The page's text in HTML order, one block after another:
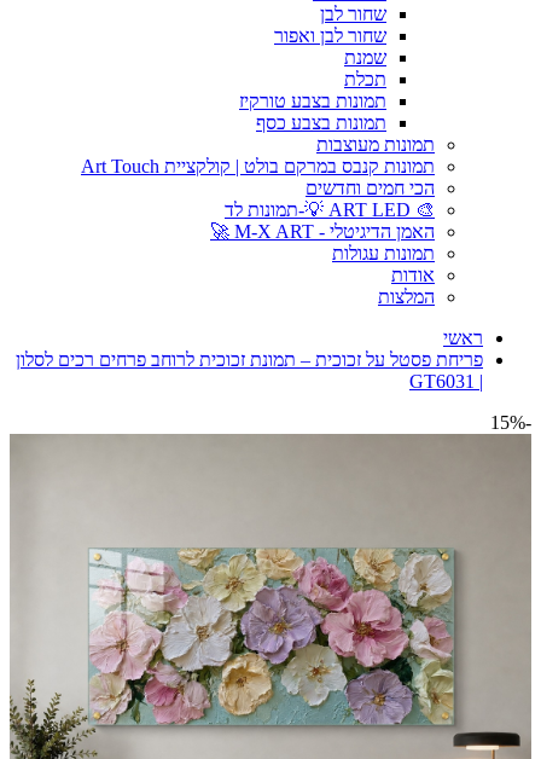
שחור לבן
שחור לבן ואפור
שמנת
תכלת
תמונות בצבע טורקיז
תמונות בצבע כסף
תמונות מעוצבות
תמונות קנבס במרקם בולט | קולקציית Art Touch
הכי חמים וחדשים
🎨 ART LED 💡-תמונות לד
האמן הדיגיטלי - M-X ART 🚀
תמונות עגולות
אודות
המלצות
ראשי
פריחת פסטל על זכוכית – תמונת זכוכית לרוחב פרחים רכים לסלון
| GT6031
-15%